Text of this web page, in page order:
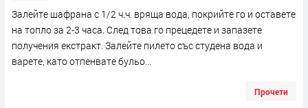
Залейте шафрана с 1/2 ч.ч. вряща вода, покрийте го и оставете
на топло за 2-3 часа. След това го прецедете и запазете
получения екстракт. Залейте пилето със студена вода и
варете, като отпенвате бульо...
Прочети